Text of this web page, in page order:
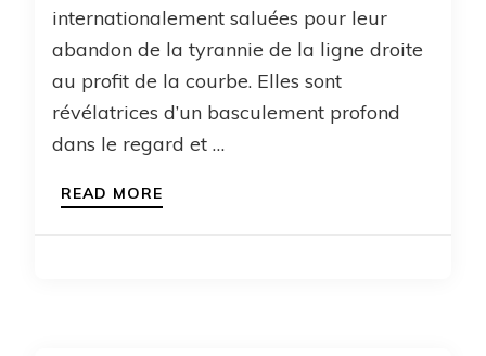
internationalement saluées pour leur
abandon de la tyrannie de la ligne droite
au profit de la courbe. Elles sont
révélatrices d’un basculement profond
dans le regard et …
READ MORE